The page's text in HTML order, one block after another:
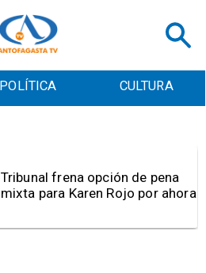
POLÍTICA CULTURA
Tribunal frena opción de pena
mixta para Karen Rojo por ahora